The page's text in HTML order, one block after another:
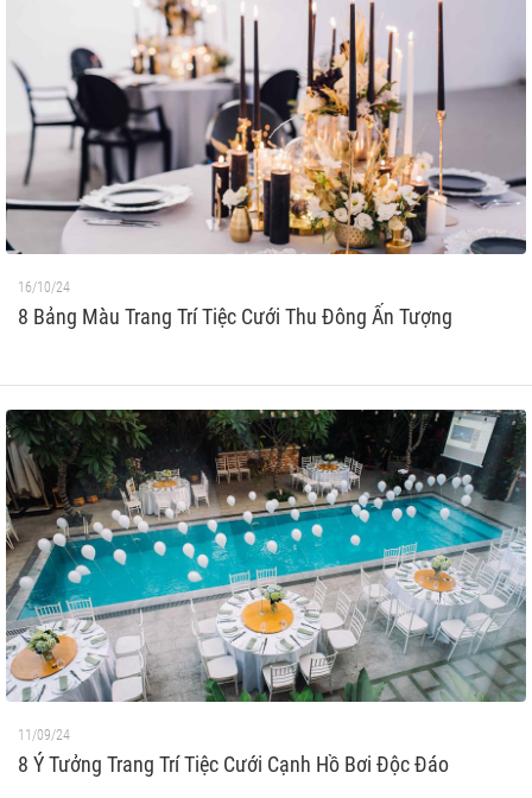
16/10/24
8 Bảng Màu Trang Trí Tiệc Cưới Thu Đông Ấn Tượng
11/09/24
8 Ý Tưởng Trang Trí Tiệc Cưới Cạnh Hồ Bơi Độc Đáo